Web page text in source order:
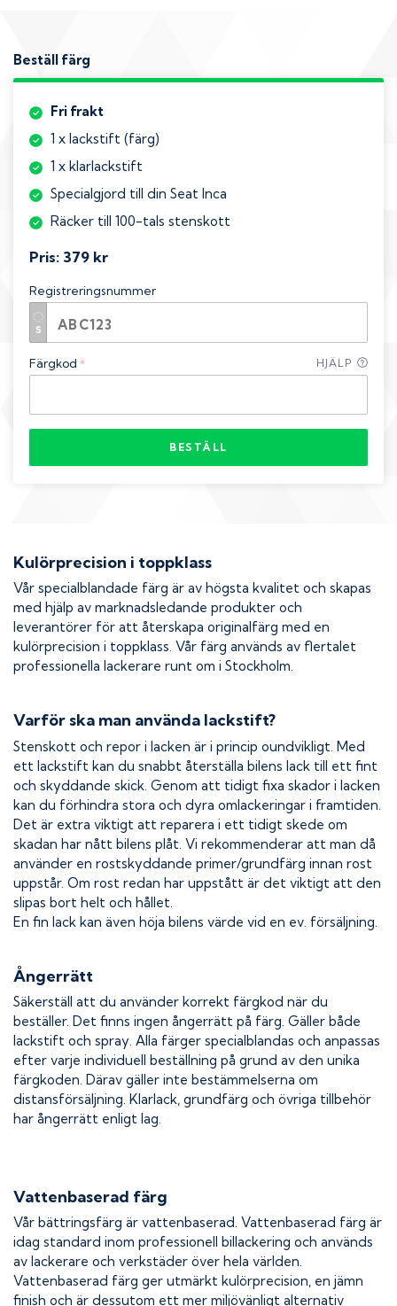
Beställ färg
Fri frakt
1 x lackstift (färg)
1 x klarlackstift
Specialgjord till din Seat Inca
Räcker till 100-tals stenskott
Pris: 379 kr
Registreringsnummer
Färgkod * HJÄLP
BESTÄLL
Kulörprecision i toppklass
Vår specialblandade färg är av högsta kvalitet och skapas
med hjälp av marknadsledande produkter och
leverantörer för att återskapa originalfärg med en
kulörprecision i toppklass. Vår färg används av flertalet
professionella lackerare runt om i Stockholm.
Varför ska man använda lackstift?
Stenskott och repor i lacken är i princip oundvikligt. Med
ett lackstift kan du snabbt återställa bilens lack till ett fint
och skyddande skick. Genom att tidigt fixa skador i lacken
kan du förhindra stora och dyra omlackeringar i framtiden.
Det är extra viktigt att reparera i ett tidigt skede om
skadan har nått bilens plåt. Vi rekommenderar att man då
använder en rostskyddande primer/grundfärg innan rost
uppstår. Om rost redan har uppstått är det viktigt att den
slipas bort helt och hållet.
En fin lack kan även höja bilens värde vid en ev. försäljning.
Ångerrätt
Säkerställ att du använder korrekt färgkod när du
beställer. Det finns ingen ångerrätt på färg. Gäller både
lackstift och spray. Alla färger specialblandas och anpassas
efter varje individuell beställning på grund av den unika
färgkoden. Därav gäller inte bestämmelserna om
distansförsäljning. Klarlack, grundfärg och övriga tillbehör
har ångerrätt enligt lag.
Vattenbaserad färg
Vår bättringsfärg är vattenbaserad. Vattenbaserad färg är
idag standard inom professionell billackering och används
av lackerare och verkstäder över hela världen.
Vattenbaserad färg ger utmärkt kulörprecision, en jämn
finish och är dessutom ett mer miljövänligt alternativ